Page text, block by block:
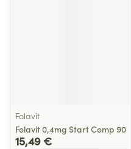
Folavit
Folavit 0,4mg Start Comp 90
15,49 €